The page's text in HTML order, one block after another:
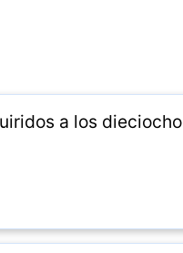
a los dieciocho